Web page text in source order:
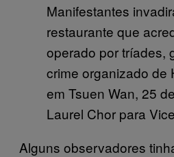
Manifestantes
restaurante que
operado por tríades,
crime organizado de
em Tsuen Wan, 25
Laurel Chor para
Alguns observadores